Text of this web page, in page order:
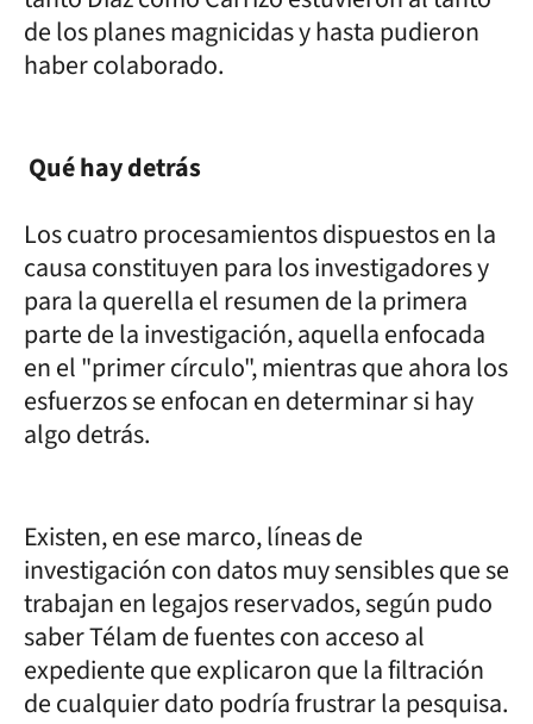
de los planes magnicidas y hasta pudieron
haber colaborado.
Qué hay detrás
Los cuatro procesamientos dispuestos en la
causa constituyen para los investigadores y
para la querella el resumen de la primera
parte de la investigación, aquella enfocada
en el "primer círculo", mientras que ahora los
esfuerzos se enfocan en determinar si hay
algo detrás.
Existen, en ese marco, líneas de
investigación con datos muy sensibles que se
trabajan en legajos reservados, según pudo
saber Télam de fuentes con acceso al
expediente que explicaron que la filtración
de cualquier dato podría frustrar la pesquisa.